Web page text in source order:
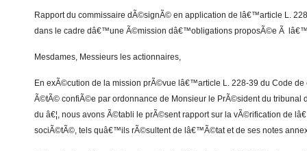
Rapport du commissaire dÃ©signÃ© en application de lâ€™article L.
dans le cadre dâ€™une Ã©mission dâ€™obligations proposÃ©e Ã
Mesdames, Messieurs les actionnaires,
En exÃ©cution de la mission prÃ©vue lâ€™article L. 228-39 du Code de
Ã©tÃ© confiÃ©e par ordonnance de Monsieur le PrÃ©sident du tribunal
du â€¦, nous avons Ã©tabli le prÃ©sent rapport sur la vÃ©rification de
sociÃ©tÃ©, tels quâ€™ils rÃ©sultent de lâ€™Ã©tat et de ses notes